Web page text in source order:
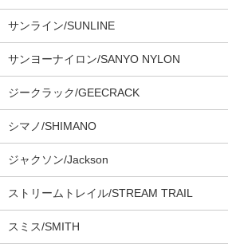
サンライン/SUNLINE
サンヨーナイロン/SANYO NYLON
ジークラック/GEECRACK
シマノ/SHIMANO
ジャクソン/Jackson
ストリームトレイル/STREAM TRAIL
スミス/SMITH